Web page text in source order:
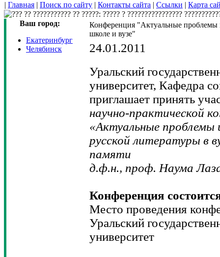
| Главная | Поиск по сайту | Контакты сайта | Ссылки | Карта
Ваш город:
Екатеринбург
Челябинск
Конференция "Актуальные проблемы
школе и вузе"
24.01.2011
Уральский
университет, Кафедра
приглашает принять
научно-практической
«Актуальные проблемы
русской литературы в
памяти
д.ф.н., проф. Наума
Конференция
Место проведения
Уральский
университет